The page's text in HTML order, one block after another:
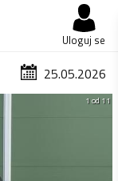
Uloguj se
25.05.2026
1 od 11